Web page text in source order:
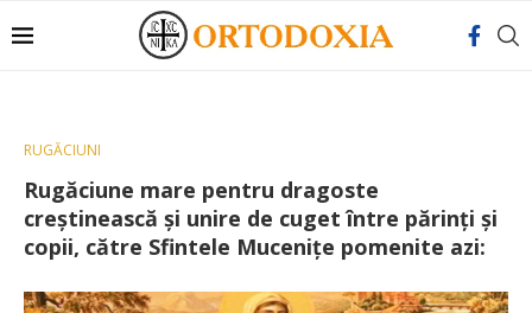
RUGĂCIUNI
Rugăciune mare pentru dragoste
creştinească şi unire de cuget între părinţi şi
copii, către Sfintele Muceniţe pomenite azi: